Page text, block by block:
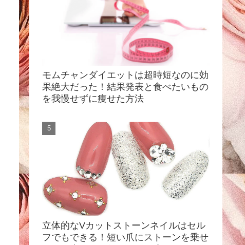
モムチャンダイエットは超時短なのに効
果絶大だった！結果発表と食べたいもの
を我慢せずに痩せた方法
立体的なVカットストーンネイルはセル
フでもできる！短い爪にストーンを乗せ